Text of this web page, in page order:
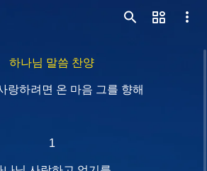
하나님 말씀 찬양
랑하려면 온 마음 그를 향해
1